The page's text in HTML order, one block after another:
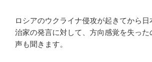
ロシアのウクライナ侵攻が起きてから日
治家の発言に対して、方向感覚を失った
声も聞きます。